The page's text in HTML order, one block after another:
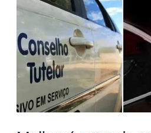
é
autuada
após
confusão
com
Conselho
Tutelar